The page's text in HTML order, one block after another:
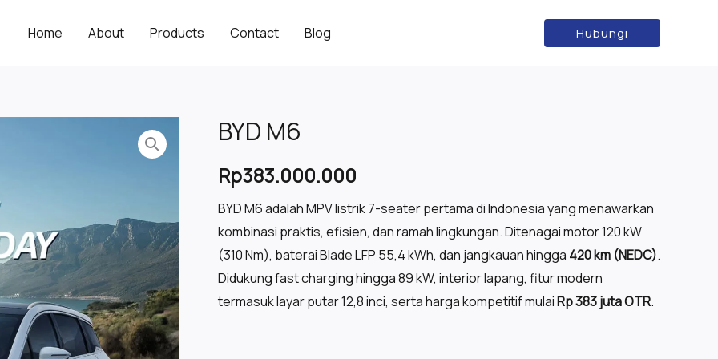
Home About Products Contact Blog Hubungi
BYD M6
Rp383.000.000
BYD M6 adalah MPV listrik 7-seater pertama di Indonesia yang menawarkan
kombinasi praktis, efisien, dan ramah lingkungan. Ditenagai motor 120 kW
(310 Nm), baterai Blade LFP 55,4 kWh, dan jangkauan hingga 420 km (NEDC).
Didukung fast charging hingga 89 kW, interior lapang, fitur modern
termasuk layar putar 12,8 inci, serta harga kompetitif mulaiRp 383 juta OTR.